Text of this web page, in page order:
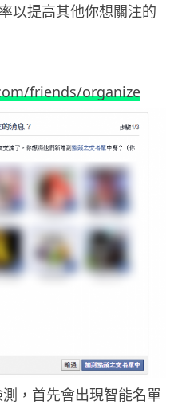
以提高其他你想關注的
friends/organize
，首先會出現智能名單